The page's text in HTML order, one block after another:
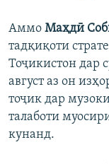
Аммо Маҳдӣ
тадқиқоти
Тоҷикистон дар
август аз он
тоҷик дар
талаботи
кунанд.